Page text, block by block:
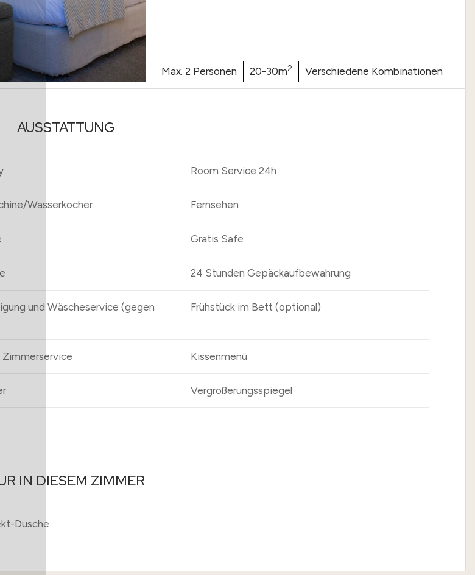
Max. 2 Personen 20-30m2 Verschiedene Kombinationen
AUSSTATTUNG
Room Service 24h
Wasserkocher Fernsehen
Gratis Safe
24 Stunden Gepäckaufbewahrung
und Wäscheservice (gegen
Frühstück im Bett (optional)
Kissenmenü
Vergrößerungsspiegel
IN DIESEM ZIMMER
Dusche